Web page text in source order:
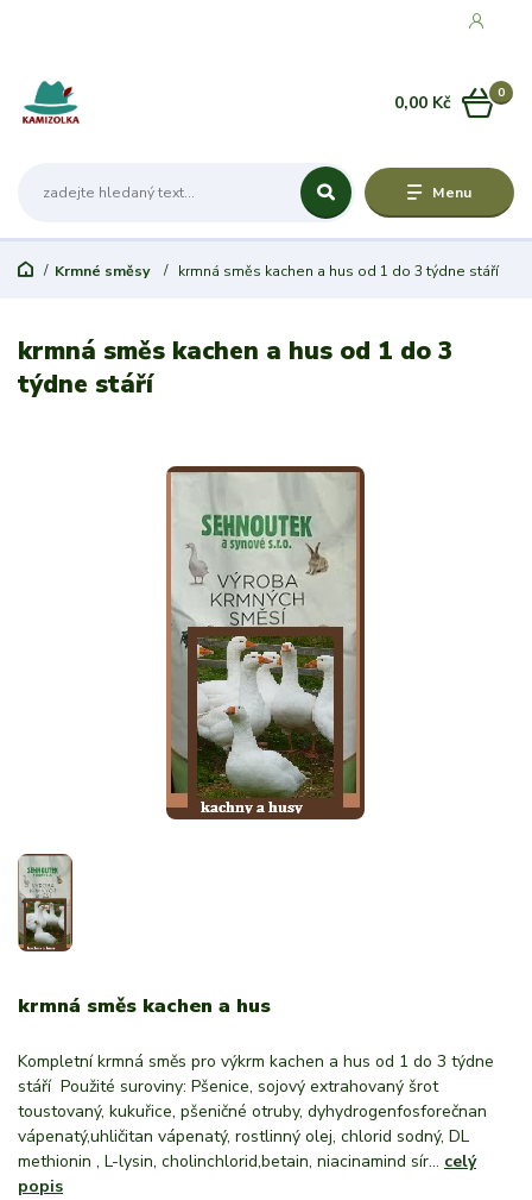
Menu
0
0,00 Kč
Krmné směsy krmná směs kachen a hus od 1 do 3 týdne stáří
krmná směs kachen a hus od 1 do 3
týdne stáří
krmná směs kachen a hus
Kompletní krmná směs pro výkrm kachen a hus od 1 do 3 týdne
stáří Použité suroviny: Pšenice, sojový extrahovaný šrot
toustovaný, kukuřice, pšeničné otruby, dyhydrogenfosforečnan
vápenatý,uhličitan vápenatý, rostlinný olej, chlorid sodný, DL
methionin , L-lysin, cholinchlorid,betain, niacinamind sír... celý
popis